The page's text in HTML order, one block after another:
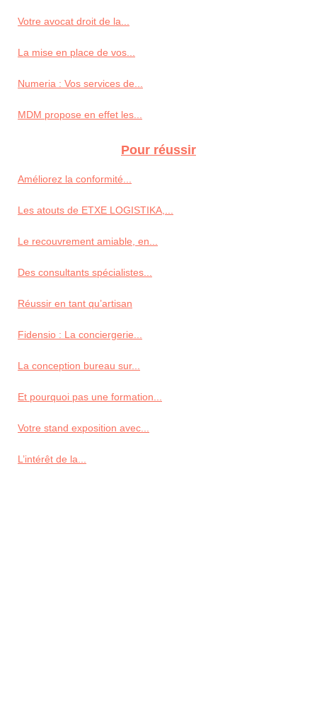
Votre avocat droit de la...
La mise en place de vos...
Numeria : Vos services de...
MDM propose en effet les...
Pour réussir
Améliorez la conformité...
Les atouts de ETXE LOGISTIKA,...
Le recouvrement amiable, en...
Des consultants spécialistes...
Réussir en tant qu’artisan
Fidensio : La conciergerie...
La conception bureau sur...
Et pourquoi pas une formation...
Votre stand exposition avec...
L’intérêt de la...